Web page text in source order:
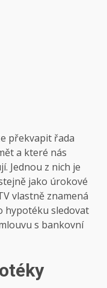
překvapit řada
a které nás
Jednou z nich je
jako úrokové
vlastně znamená
hypotéku sledovat
s bankovní